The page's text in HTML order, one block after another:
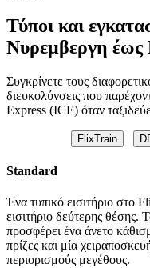
Τύποι και
Νυρεμβεργη έως
Συγκρίνετε τους
διευκολύνσεις που
Express (ICE) όταν
FlixTrain
Standard
Ένα τυπικό εισιτήριο στο
εισιτήριο δεύτερης θέσης.
προσφέρει ένα άνετο
πρίζες και μία
περιορισμούς μεγέθους.